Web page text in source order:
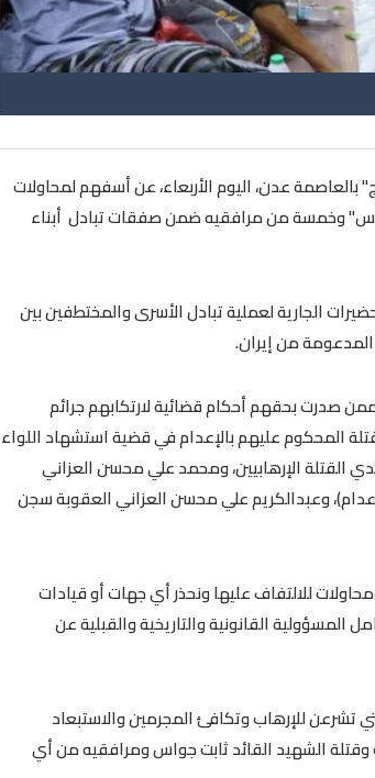
بالعاصمة عدن، اليوم الأربعاء، عن أسفهم لمحاولات
وخمسة من مرافقيه ضمن صفقات تبادل أبناء
الجارية لعملية تبادل الأسرى والمختطفين بين
من إيران.
صدرت بحقهم أحكام قضائية لارتكابهم جرائم
المحكوم عليهم بالإعدام في قضية استشهاد اللواء
القتلة الإرهابيين، ومحمد علي محسن العزاني
وعبدالكريم علي محسن العزاني العقوبة سجن
للالتفاف عليها ونحذر أي جهات أو قيادات
القانونية والتاريخية والقبلية عن
تشرعن للإرهاب وتكافئ المجرمين والاستبعاد
وقتلة الشهيد القائد ثابت جواس ومرافقيه من أي